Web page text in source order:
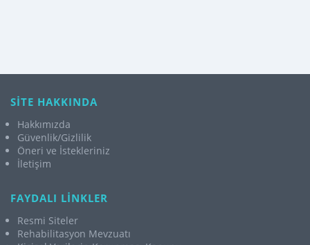
SİTE HAKKINDA
Hakkımızda
Güvenlik/Gizlilik
Öneri ve İstekleriniz
İletişim
FAYDALI LİNKLER
Resmi Siteler
Rehabilitasyon Mevzuatı